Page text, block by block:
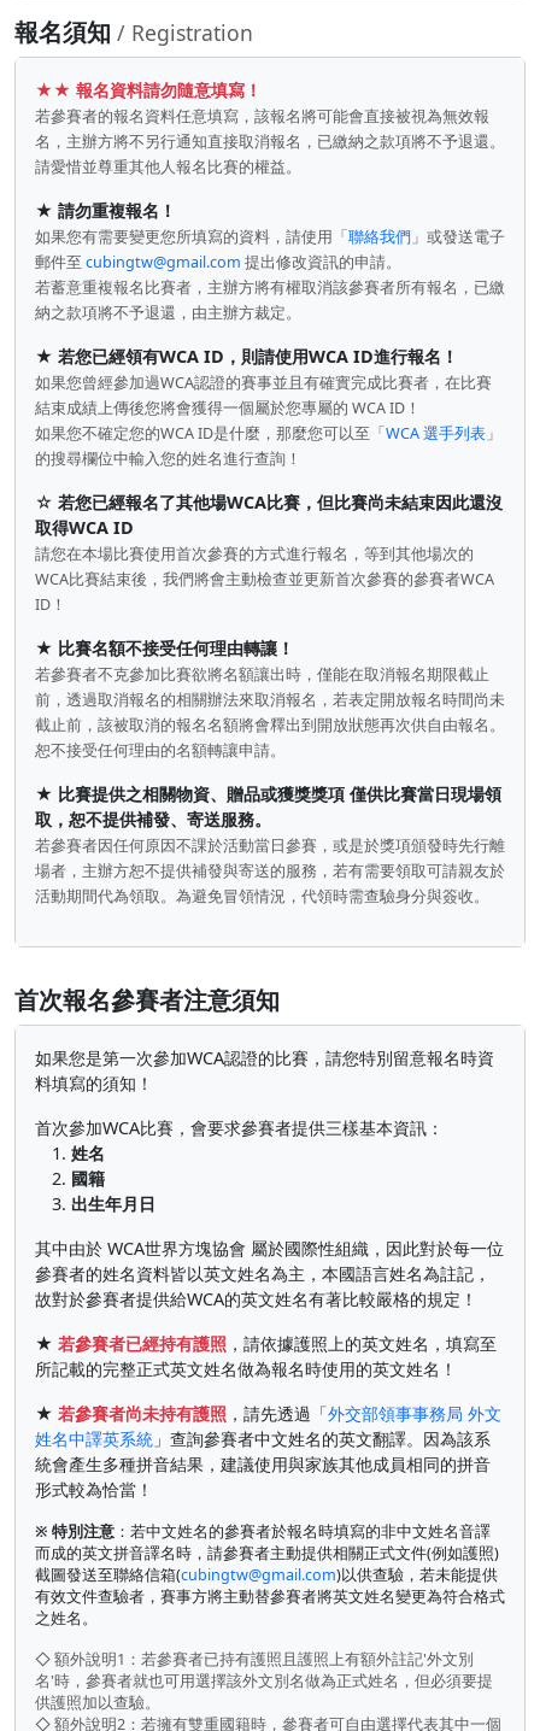
報名須知 / Registration
★★ 報名資料請勿隨意填寫！
若參賽者的報名資料任意填寫，該報名將可能會直接被視為無效報
名，主辦方將不另行通知直接取消報名，已繳納之款項將不予退還。
請愛惜並尊重其他人報名比賽的權益。
★ 請勿重複報名！
如果您有需要變更您所填寫的資料，請使用「聯絡我們 」或發送電子
郵件至 cubingtw@gmail.com 提出修改資訊的申請。
若蓄意重複報名比賽者，主辦方將有權取消該參賽者所有報名，已繳
納之款項將不予退還，由主辦方裁定。
★ 若您已經領有WCA ID，則請使用WCA ID進行報名！
如果您曾經參加過WCA認證的賽事並且有確實完成比賽者，在比賽
結束成績上傳後您將會獲得一個屬於您專屬的 WCA ID！
如果您不確定您的WCA ID是什麼，那麼您可以至「WCA 選手列表 」
的搜尋欄位中輸入您的姓名進行查詢！
☆ 若您已經報名了其他場WCA比賽，但比賽尚未結束因此還沒
取得WCA ID
請您在本場比賽使用首次參賽的方式進行報名，等到其他場次的
WCA比賽結束後，我們將會主動檢查並更新首次參賽的參賽者WCA
ID！
★ 比賽名額不接受任何理由轉讓！
若參賽者不克參加比賽欲將名額讓出時，僅能在取消報名期限截止
前，透過取消報名的相關辦法來取消報名，若表定開放報名時間尚未
截止前，該被取消的報名名額將會釋出到開放狀態再次供自由報名。
恕不接受任何理由的名額轉讓申請。
★ 比賽提供之相關物資、 贈品或獲獎獎項 僅供比賽當日現場領
取，恕不提供補發、寄送服務。
若參賽者因任何原因不課於活動當日參賽，或是於獎項頒發時先行離
場者，主辦方恕不提供補發與寄送的服務，若有需要領取可請親友於
活動期間代為領取。為避免冒領情況，代領時需查驗身分與簽收。
首次報名參賽者注意須知
如果您是第一次參加WCA認證的比賽，請您特別留意報名時資
料填寫的須知！
首次參加WCA比賽，會要求參賽者提供三樣基本資訊：
1. 姓名
2. 國籍
3. 出生年月日
其中由於 WCA世界方塊協會 屬於國際性組織，因此對於每一位
參賽者的姓名資料皆以英文姓名為主，本國語言姓名為註記，
故對於參賽者提供給WCA的英文姓名有著比較嚴格的規定！
★ 若參賽者已經持有護照 ，請依據護照上的英文姓名，填寫至
所記載的完整正式英文姓名做為報名時使用的英文姓名！
★ 若參賽者尚未持有護照 ，請先透過「外交部領事事務局 外文
姓名中譯英系統 」查詢參賽者中文姓名的英文翻譯。因為該系
統會產生多種拼音結果，建議使用與家族其他成員相同的拼音
形式較為恰當！
※ 特別注意 ：若中文姓名的參賽者於報名時填寫的非中文姓名音譯
而成的英文拼音譯名時，請參賽者主動提供相關正式文件(例如護照)
截圖發送至聯絡信箱(cubingtw@gmail.com)以供查驗，若未能提供
有效文件查驗者，賽事方將主動替參賽者將英文姓名變更為符合格式
之姓名。
◇ 額外說明1：若參賽者已持有護照且護照上有額外註記'外文別
名'時，參賽者就也可用選擇該外文別名做為正式姓名，但必須要提
供護照加以查驗。
◇ 額外說明2：若擁有雙重國籍時，參賽者可自由選擇代表其中一個